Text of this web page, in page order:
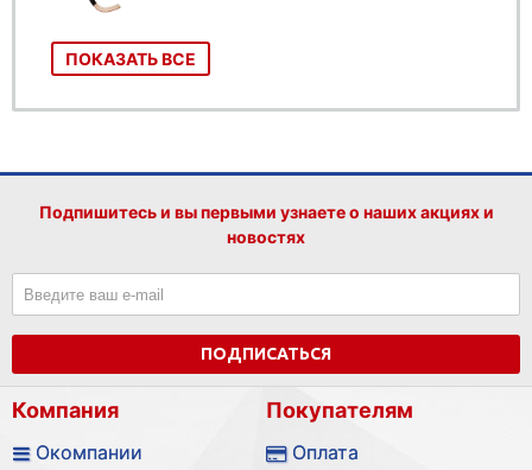
ПОКАЗАТЬ ВСЕ
Подпишитесь и вы первыми узнаете о наших акциях и
новостях
ПОДПИСАТЬСЯ
Компания
Окомпании
Покупателям
Оплата